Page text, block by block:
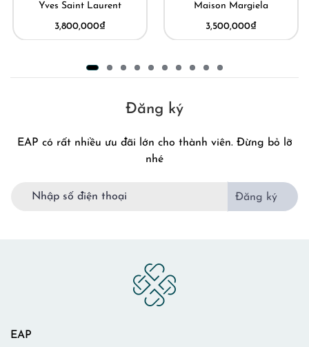
Yves Saint Laurent
3,800,000₫
Maison Margiela
3,500,000₫
Đăng ký
EAP có rất nhiều ưu đãi lớn cho thành viên. Đừng bỏ lỡ
nhé
Đăng ký
EAP